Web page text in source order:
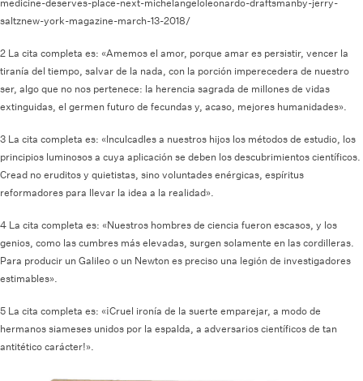
medicine-deserves-place-next-michelangeloleonardo-draftsmanby-jerry-
saltznew-york-magazine-march-13-2018/
2 La cita completa es: «Amemos el amor, porque amar es persistir, vencer la
tiranía del tiempo, salvar de la nada, con la porción imperecedera de nuestro
ser, algo que no nos pertenece: la herencia sagrada de millones de vidas
extinguidas, el germen futuro de fecundas y, acaso, mejores humanidades».
3 La cita completa es: «Inculcadles a nuestros hijos los métodos de estudio, los
principios luminosos a cuya aplicación se deben los descubrimientos científicos.
Cread no eruditos y quietistas, sino voluntades enérgicas, espíritus
reformadores para llevar la idea a la realidad».
4 La cita completa es: «Nuestros hombres de ciencia fueron escasos, y los
genios, como las cumbres más elevadas, surgen solamente en las cordilleras.
Para producir un Galileo o un Newton es preciso una legión de investigadores
estimables».
5 La cita completa es: «¡Cruel ironía de la suerte emparejar, a modo de
hermanos siameses unidos por la espalda, a adversarios científicos de tan
antitético carácter!».